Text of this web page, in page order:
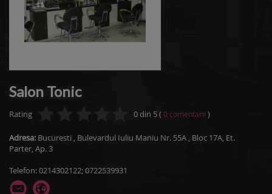
Salon Tonic
Rating 0din 5( 0 comentarii )
Adresa: Bucuresti , Bulevardul Iuliu Maniu Nr. 55A , Bloc 17A, Et.
Parter, Ap. 3
Telefon: 0214302122; 0722539931